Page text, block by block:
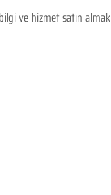
ve hizmet satın almak